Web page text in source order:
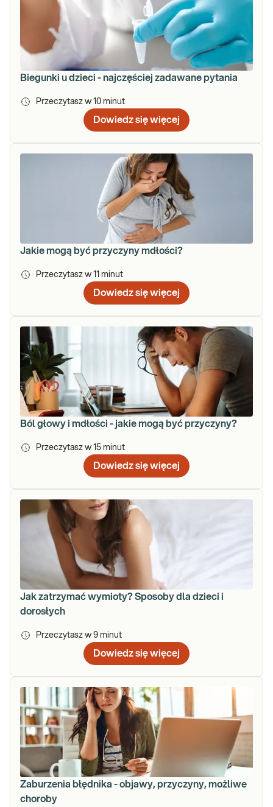
Biegunki u dzieci - najczęściej zadawane pytania
Przeczytasz w 10 minut
Dowiedz się więcej
Jakie mogą być przyczyny mdłości?
Przeczytasz w 11 minut
Dowiedz się więcej
Ból głowy i mdłości - jakie mogą być przyczyny?
Przeczytasz w 15 minut
Dowiedz się więcej
Jak zatrzymać wymioty? Sposoby dla dzieci i
dorosłych
Przeczytasz w 9 minut
Dowiedz się więcej
Zaburzenia błędnika - objawy, przyczyny, możliwe
choroby